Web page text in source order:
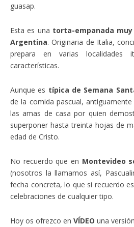
guasap.
Esta es una torta-empanada
Argentina. Originaria de Italia,
prepara en varias localidades
características.
Aunque es típica de Semana
de la comida pascual,
las amas de casa por quien
superponer hasta treinta hojas de
edad de Cristo.
No recuerdo que en Montevideo
(nosotros la llamamos así,
fecha concreta, lo que si recuerdo
celebraciones de cualquier tipo.
Hoy os ofrezco en VÍDEO una